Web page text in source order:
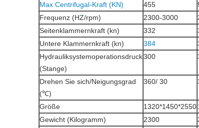
Max Centrifugal-Kraft (KN)
455
Frequenz (HZ/rpm)
2300-3000
Seitenklammernkraft (kn)
332
Untere Klammernkraft (kn)
384
Hydrauliksystemoperationsdruck
(Stange)
300
Drehen Sie sich/Neigungsgrad
(℃)
360/ 30
Größe 1320*1450*2550
Gewicht (Kilogramm)
2300